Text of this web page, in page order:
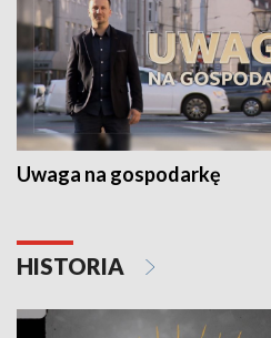
Uwaga na gospodarkę
HISTORIA